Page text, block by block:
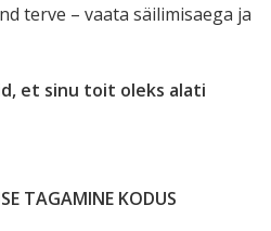
terve – vaata säilimisaega ja
et sinu toit oleks alati
TAGAMINE KODUS